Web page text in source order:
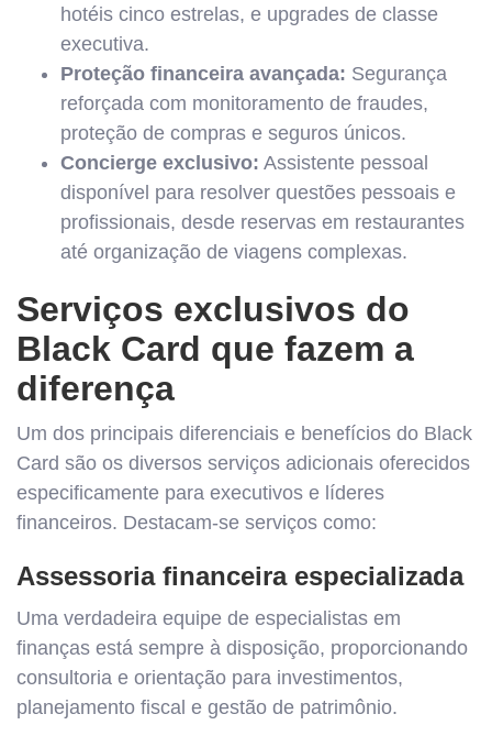
hotéis cinco estrelas, e upgrades de classe
executiva.
Proteção financeira avançada: Segurança
reforçada com monitoramento de fraudes,
proteção de compras e seguros únicos.
Concierge exclusivo: Assistente pessoal
disponível para resolver questões pessoais e
profissionais, desde reservas em restaurantes
até organização de viagens complexas.
Serviços exclusivos do
Black Card que fazem a
diferença
Um dos principais diferenciais e benefícios do Black
Card são os diversos serviços adicionais oferecidos
especificamente para executivos e líderes
financeiros. Destacam-se serviços como:
Assessoria financeira especializada
Uma verdadeira equipe de especialistas em
finanças está sempre à disposição, proporcionando
consultoria e orientação para investimentos,
planejamento fiscal e gestão de patrimônio.